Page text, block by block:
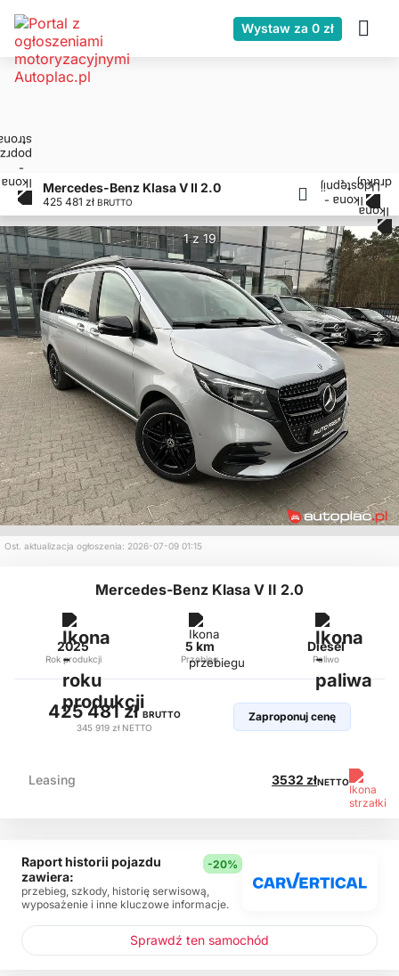
Wystaw za 0 zł
Mercedes-Benz Klasa V II 2.0
425 481 zł BRUTTO
1 z 19
Ost. aktualizacja ogłoszenia: 2026-07-09 01:15
Mercedes-Benz Klasa V II 2.0
2025
Rok produkcji
5 km
Przebieg
Diesel
Paliwo
425 481 złBRUTTO
345 919 zł NETTO
Zaproponuj cenę
Leasing 3532 złNETTO
Raport historii pojazdu
zawiera:
-20%
przebieg, szkody, historię serwisową,
wyposażenie i inne kluczowe informacje.
Sprawdź ten samochód